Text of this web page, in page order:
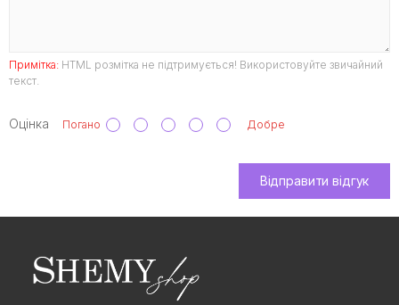
Примітка: HTML розмітка не підтримується! Використовуйте звичайний
текст.
Оцінка Погано Добре
Відправити відгук